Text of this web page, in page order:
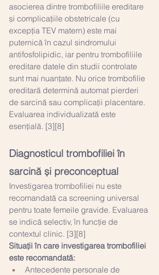
asocierea dintre trombofiliile ereditare
și complicațiile obstetricale (cu
excepția TEV matern) este mai
puternică în cazul sindromului
antifosfolipidic, iar pentru trombofiliile
ereditare datele din studii controlate
sunt mai nuanțate. Nu orice trombofilie
ereditară determină automat pierderi
de sarcină sau complicații placentare.
Evaluarea individualizată este
esențială. [3][8]
Diagnosticul trombofiliei în
sarcină și preconceptual
Investigarea trombofiliei nu este
recomandată ca screening universal
pentru toate femeile gravide. Evaluarea
se indică selectiv, în funcție de
contextul clinic. [3][8]
Situații în care investigarea trombofiliei
este recomandată:
Antecedente personale de